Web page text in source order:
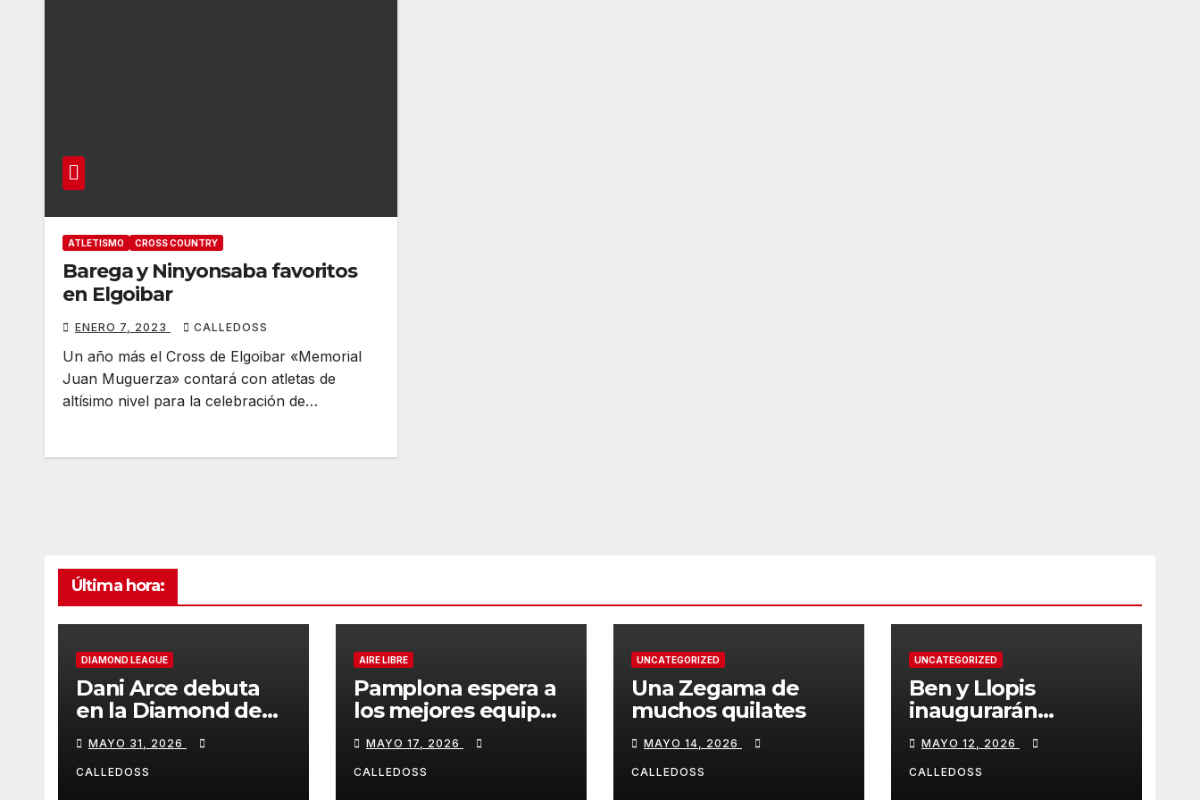
ATLETISMO CROSS COUNTRY
Barega y Ninyonsaba favoritos
en Elgoibar
ENERO 7, 2023 CALLEDOSS
Un año más el Cross de Elgoibar «Memorial
Juan Muguerza» contará con atletas de
altísimo nivel para la celebración de…
Última hora:
DIAMOND LEAGUE
Dani Arce debuta
en la Diamond de
Rabat
MAYO 31, 2026
CALLEDOSS
AIRE LIBRE
Pamplona espera a
los mejores equipos
de la Liga Joma e
Iberdrola
MAYO 17, 2026
CALLEDOSS
UNCATEGORIZED
Una Zegama de
muchos quilates
MAYO 14, 2026
CALLEDOSS
UNCATEGORIZED
Ben y Llopis
inaugurarán
temporada de
Diamond
MAYO 12, 2026
CALLEDOSS